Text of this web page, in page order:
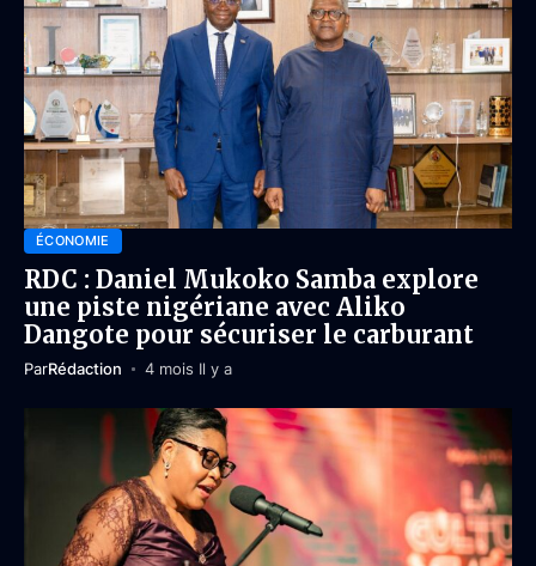
ÉCONOMIE
RDC : Daniel Mukoko Samba explore
une piste nigériane avec Aliko
Dangote pour sécuriser le carburant
ParRédaction 4 mois Il y a